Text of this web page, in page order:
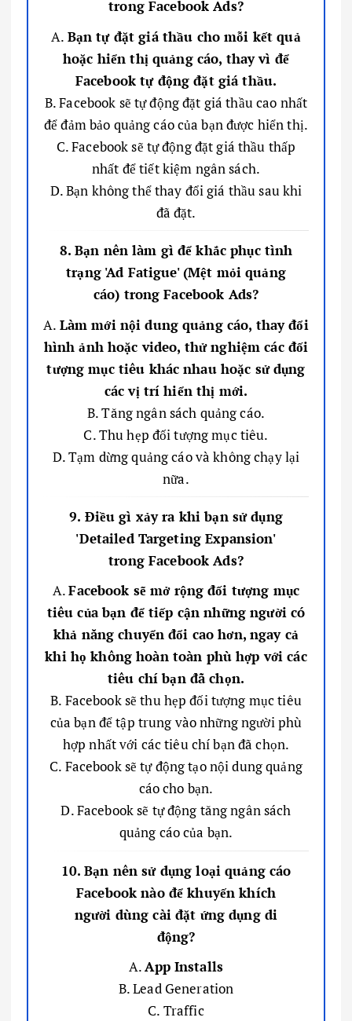
trong Facebook Ads?
A. Bạn tự đặt giá thầu cho mỗi kết quả
hoặc hiển thị quảng cáo, thay vì để
Facebook tự động đặt giá thầu.
B. Facebook sẽ tự động đặt giá thầu cao nhất
để đảm bảo quảng cáo của bạn được hiển thị.
C. Facebook sẽ tự động đặt giá thầu thấp
nhất để tiết kiệm ngân sách.
D. Bạn không thể thay đổi giá thầu sau khi
đã đặt.
8. Bạn nên làm gì để khắc phục tình
trạng 'Ad Fatigue' (Mệt mỏi quảng
cáo) trong Facebook Ads?
A. Làm mới nội dung quảng cáo, thay đổi
hình ảnh hoặc video, thử nghiệm các đối
tượng mục tiêu khác nhau hoặc sử dụng
các vị trí hiển thị mới.
B. Tăng ngân sách quảng cáo.
C. Thu hẹp đối tượng mục tiêu.
D. Tạm dừng quảng cáo và không chạy lại
nữa.
9. Điều gì xảy ra khi bạn sử dụng
'Detailed Targeting Expansion'
trong Facebook Ads?
A.Facebook sẽ mở rộng đối tượng mục
tiêu của bạn để tiếp cận những người có
khả năng chuyển đổi cao hơn, ngay cả
khi họ không hoàn toàn phù hợp với các
tiêu chí bạn đã chọn.
B. Facebook sẽ thu hẹp đối tượng mục tiêu
của bạn để tập trung vào những người phù
hợp nhất với các tiêu chí bạn đã chọn.
C. Facebook sẽ tự động tạo nội dung quảng
cáo cho bạn.
D. Facebook sẽ tự động tăng ngân sách
quảng cáo của bạn.
10. Bạn nên sử dụng loại quảng cáo
Facebook nào để khuyến khích
người dùng cài đặt ứng dụng di
động?
A.App Installs
B. Lead Generation
C. Traffic